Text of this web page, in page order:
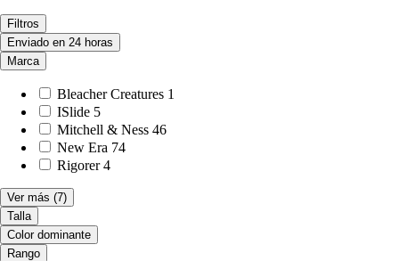
Filtros
Enviado en 24 horas
Marca
Bleacher Creatures 1
ISlide 5
Mitchell & Ness 46
New Era 74
Rigorer 4
Ver más (7)
Talla
Color dominante
Rango